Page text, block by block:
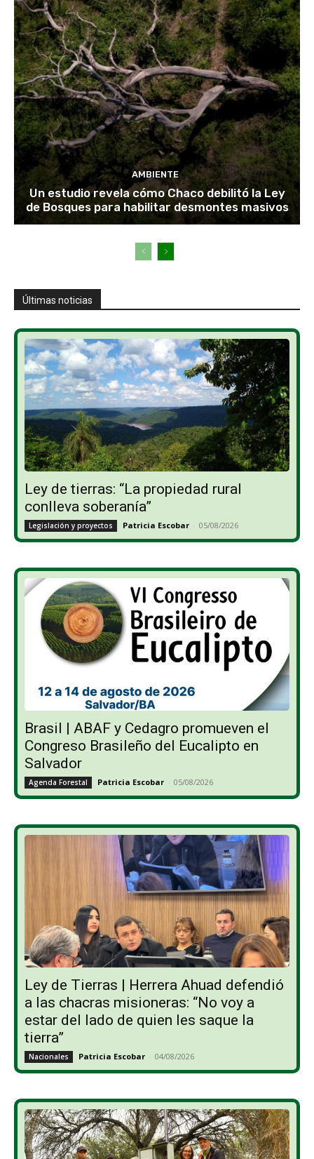
AMBIENTE
Un estudio revela cómo Chaco debilitó la Ley
de Bosques para habilitar desmontes masivos
Últimas noticias
Ley de tierras: “La propiedad rural
conlleva soberanía”
Legislación y proyectos Patricia Escobar - 05/08/2026
Brasil | ABAF y Cedagro promueven el
Congreso Brasileño del Eucalipto en
Salvador
Agenda Forestal Patricia Escobar - 05/08/2026
Ley de Tierras | Herrera Ahuad defendió
a las chacras misioneras: “No voy a
estar del lado de quien les saque la
tierra”
Nacionales Patricia Escobar - 04/08/2026